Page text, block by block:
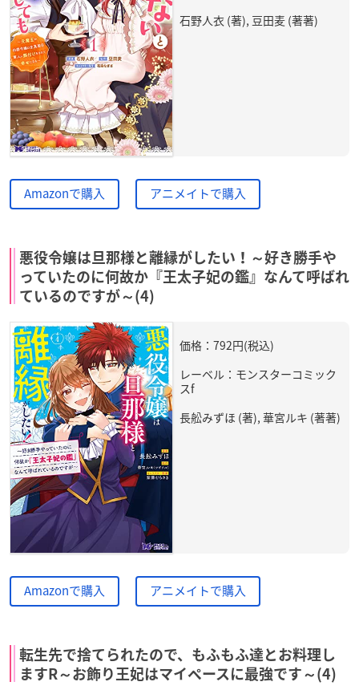
石野人衣 (著), 豆田麦 (著著)
Amazonで購入 アニメイトで購入
悪役令嬢は旦那様と離縁がしたい！～好き勝手や
っていたのに何故か『王太子妃の鑑』なんて呼ばれ
ているのですが～(4)
価格：792円(税込)
レーベル：モンスターコミック
スf
長舩みずほ (著), 華宮ルキ (著著)
Amazonで購入 アニメイトで購入
転生先で捨てられたので、もふもふ達とお料理し
ますR～お飾り王妃はマイペースに最強です～(4)